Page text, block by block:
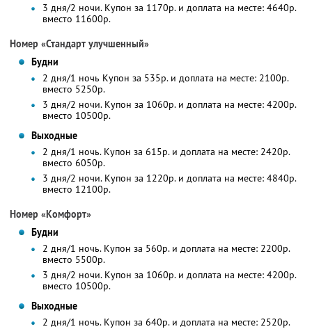
3 дня/2 ночи. Купон за 1170р. и доплата на месте: 4640р.
вместо 11600р.
Номер «Стандарт улучшенный»
Будни
2 дня/1 ночь Купон за 535р. и доплата на месте: 2100р.
вместо 5250р.
3 дня/2 ночи. Купон за 1060р. и доплата на месте: 4200р.
вместо 10500р.
Выходные
2 дня/1 ночь. Купон за 615р. и доплата на месте: 2420р.
вместо 6050р.
3 дня/2 ночи. Купон за 1220р. и доплата на месте: 4840р.
вместо 12100р.
Номер «Комфорт»
Будни
2 дня/1 ночь. Купон за 560р. и доплата на месте: 2200р.
вместо 5500р.
3 дня/2 ночи. Купон за 1060р. и доплата на месте: 4200р.
вместо 10500р.
Выходные
2 дня/1 ночь. Купон за 640р. и доплата на месте: 2520р.